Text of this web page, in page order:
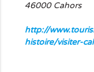
46000 Cahors
http://
histoire/visiter-